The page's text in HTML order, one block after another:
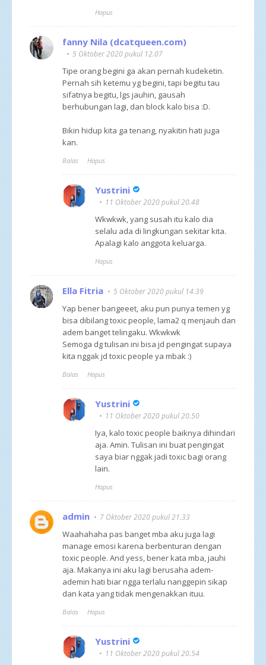
Hapus
fanny Nila (dcatqueen.com)
5 Oktober 2020 pukul 12.07
Tipe orang begini ga akan pernah kudeketin.
Pernah sih ketemu yg begini, tapi begitu tau
sifatnya begitu, lgs jauhin, gausah
berhubungan lagi, dan block kalo bisa :D.
Bikin hidup kita ga tenang, nyakitin hati juga
kan.
Balas Hapus
Yustrini
11 Oktober 2020 pukul 20.48
Wkwkwk, yang susah itu kalo dia
selalu ada di lingkungan sekitar kita.
Apalagi kalo anggota keluarga.
Hapus
Ella Fitria 5 Oktober 2020 pukul 14.39
Yap bener bangeeet, aku pun punya temen yg
bisa dibilang toxic people, lama2 q menjauh dan
adem banget telingaku. Wkwkwk
Semoga dg tulisan ini bisa jd pengingat supaya
kita nggak jd toxic people ya mbak :)
Balas Hapus
Yustrini
11 Oktober 2020 pukul 20.50
Iya, kalo toxic people baiknya dihindari
aja. Amin. Tulisan ini buat pengingat
saya biar nggak jadi toxic bagi orang
lain.
Hapus
admin 7 Oktober 2020 pukul 21.33
Waahahaha pas banget mba aku juga lagi
manage emosi karena berbenturan dengan
toxic people. And yess, bener kata mba, jauhi
aja. Makanya ini aku lagi berusaha adem-
ademin hati biar ngga terlalu nanggepin sikap
dan kata yang tidak mengenakkan ituu.
Balas Hapus
Yustrini
11 Oktober 2020 pukul 20.54